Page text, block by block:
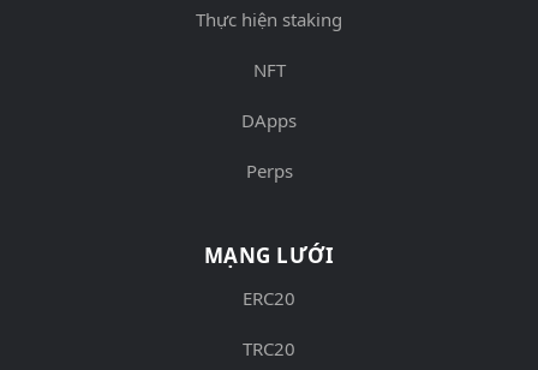
Thực hiện staking
NFT
DApps
Perps
MẠNG LƯỚI
ERC20
TRC20